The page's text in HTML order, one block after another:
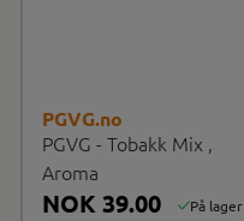
PGVG.no
PGVG - Tobakk Mix ,
Aroma
NOK 39.00
På lager